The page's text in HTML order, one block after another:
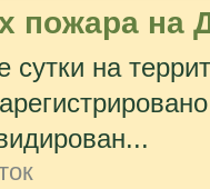
пожара на
на